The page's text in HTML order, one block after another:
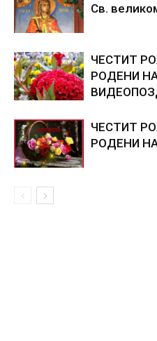
Св.
ЧЕСТИТ
РОДЕНИ
ЧЕСТИТ
РОДЕНИ